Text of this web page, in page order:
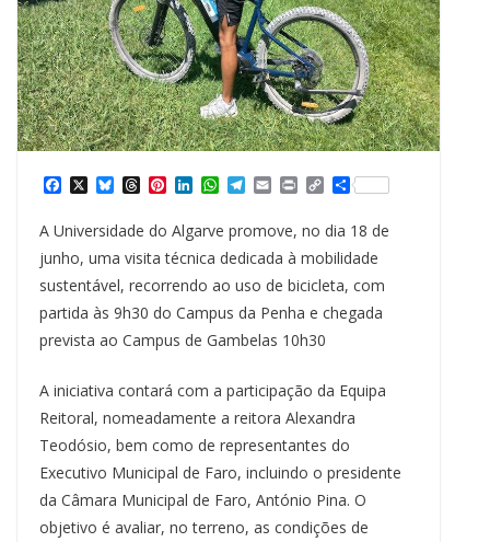
a
c
e
b
o
o
k
X B
u
e
s
k
y
T
h
e
a
d
s
P
n
t
e
r
e
s
t
L
k
e
d
I
n
W
h
t
s
A
p
p
T
e
e
g
r
a
m
E
m
i
l
P
n
t
C
o
p
y
L
i
n
k
S
h
a
r
e
A Universidade do Algarve promove, no dia 18 de
junho, uma visita técnica dedicada à mobilidade
sustentável, recorrendo ao uso de bicicleta, com
partida às 9h30 do Campus da Penha e chegada
prevista ao Campus de Gambelas 10h30
A iniciativa contará com a participação da Equipa
Reitoral, nomeadamente a reitora Alexandra
Teodósio, bem como de representantes do
Executivo Municipal de Faro, incluindo o presidente
da Câmara Municipal de Faro, António Pina. O
objetivo é avaliar, no terreno, as condições de